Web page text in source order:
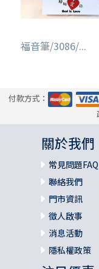
福音筆/3086/...
付款方式：
關於我們
常見問題FAQ
聯絡我們
門市資訊
徵人啟事
消息活動
隱私權政策